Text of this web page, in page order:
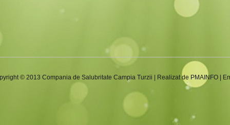
© 2013 Compania de Salubritate Campia Turzii | Realizat de PMAINFO